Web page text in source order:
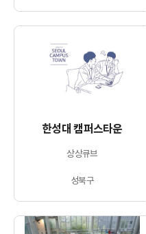
한성대 캠퍼스타운
상상큐브
성북구